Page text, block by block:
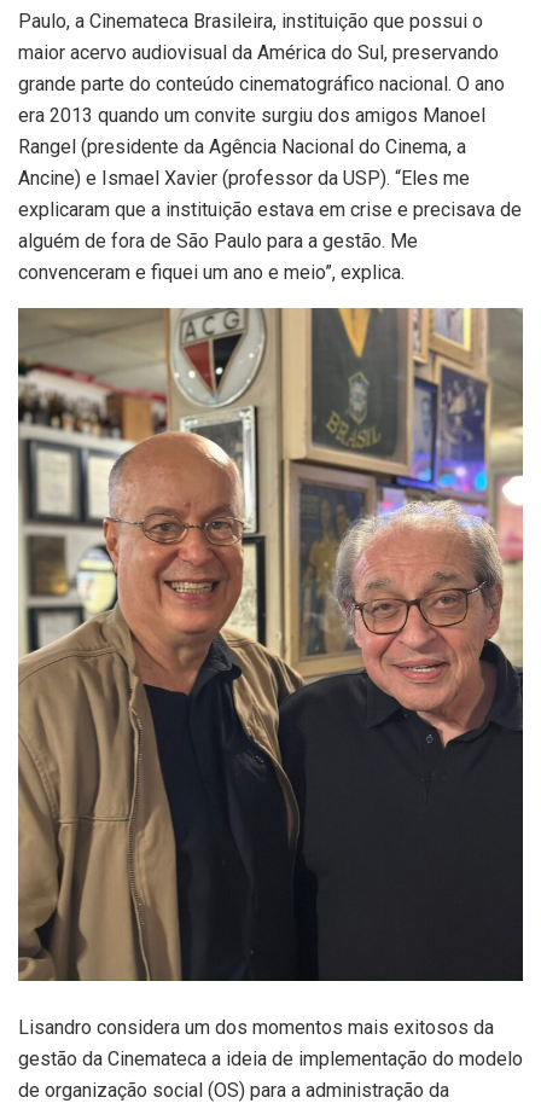
Paulo, a Cinemateca Brasileira, instituição que possui o
maior acervo audiovisual da América do Sul, preservando
grande parte do conteúdo cinematográfico nacional. O ano
era 2013 quando um convite surgiu dos amigos Manoel
Rangel (presidente da Agência Nacional do Cinema, a
Ancine) e Ismael Xavier (professor da USP). “Eles me
explicaram que a instituição estava em crise e precisava de
alguém de fora de São Paulo para a gestão. Me
convenceram e fiquei um ano e meio”, explica.
Lisandro considera um dos momentos mais exitosos da
gestão da Cinemateca a ideia de implementação do modelo
de organização social (OS) para a administração da